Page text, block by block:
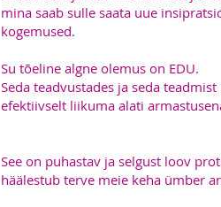
mina saab sulle saata uue
kogemused.
Su tõeline algne olemus on EDU.
Seda teadvustades ja seda
efektiivselt liikuma alati
See on puhastav ja selgust loov
häälestub terve meie keha ümber